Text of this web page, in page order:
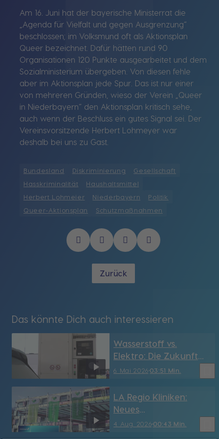
Am 16. Juni hat der bayerische Ministerrat die
„Agenda für Vielfalt und gegen Ausgrenzung“
beschlossen; im Volksmund oft als Aktionsplan
Queer bezeichnet. Dafür hätten rund 90
Organisationen 120 Punkte ausgearbeitet und dem
Sozialministerium übergeben. Von diesen fehle
aber im Aktionsplan jede Spur. Das ist nur einer
von mehreren Gründen, wieso der Verein „Queer
in Niederbayern“ den Aktionsplan kritisch sehe,
auch wenn der Beschluss ein gutes Signal sei. Der
Vereinsvorsitzende Herbert Lohmeyer war
deshalb bei uns zu Gast.
Bundesland Diskriminierung
Gesellschaft
Hasskriminalität
Haushaltsmittel
Herbert Lohmeier
Niederbayern
Politik
Queer-Aktionsplan
Schutzmaßnahmen
Zurück
Das könnte Dich auch interessieren
6. Mai 2026 03:51 Min.
Wasserstoff vs.
Elektro: Die Zukunft
der Mobilität in
4. Aug. 202600:43 Min.
LA Regio Kliniken:
Neues
Kompetenzzentrum